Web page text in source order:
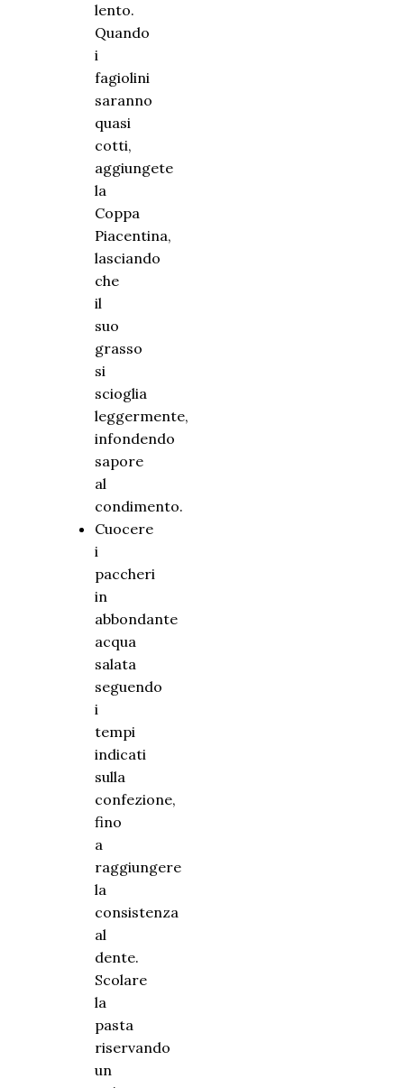
lento.
Quando
i
fagiolini
saranno
quasi
cotti,
aggiungete
la
Coppa
Piacentina,
lasciando
che
il
suo
grasso
si
scioglia
leggermente,
infondendo
sapore
al
condimento.
Cuocere
i
paccheri
in
abbondante
acqua
salata
seguendo
i
tempi
indicati
sulla
confezione,
fino
a
raggiungere
la
consistenza
al
dente.
Scolare
la
pasta
riservando
un